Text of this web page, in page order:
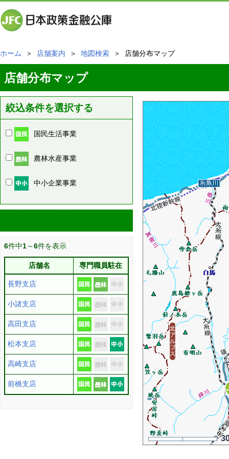
ホーム ＞ 店舗案内 ＞ 地図検索 ＞ 店舗分布マップ
店舗分布マップ
絞込条件を選択する
国民生活事業
農林水産事業
中小企業事業
6件中1～6件を表示
店舗名 専門職員駐在
長野支店
小諸支店
高田支店
松本支店
高崎支店
前橋支店